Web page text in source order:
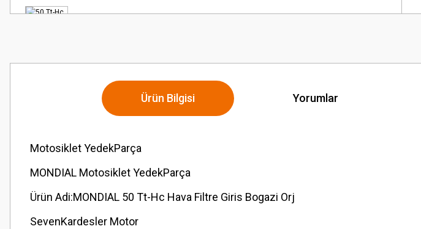
Ürün Bilgisi Yorumlar
Motosiklet YedekParça
MONDIAL Motosiklet YedekParça
Ürün Adi:MONDIAL 50 Tt-Hc Hava Filtre Giris Bogazi Orj
SevenKardesler Motor